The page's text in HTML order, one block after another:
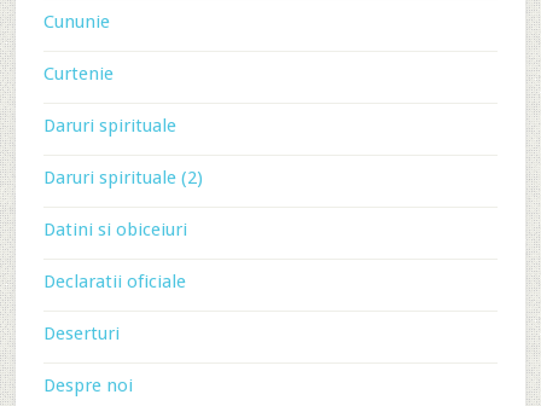
Cununie
Curtenie
Daruri spirituale
Daruri spirituale (2)
Datini si obiceiuri
Declaratii oficiale
Deserturi
Despre noi